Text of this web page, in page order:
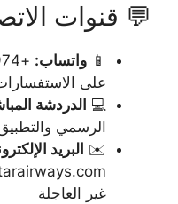
💬 قنوات
📱 واتساب:
على
💻 الدردشة
الرسمي
✉️ البريد
غير العاجلة